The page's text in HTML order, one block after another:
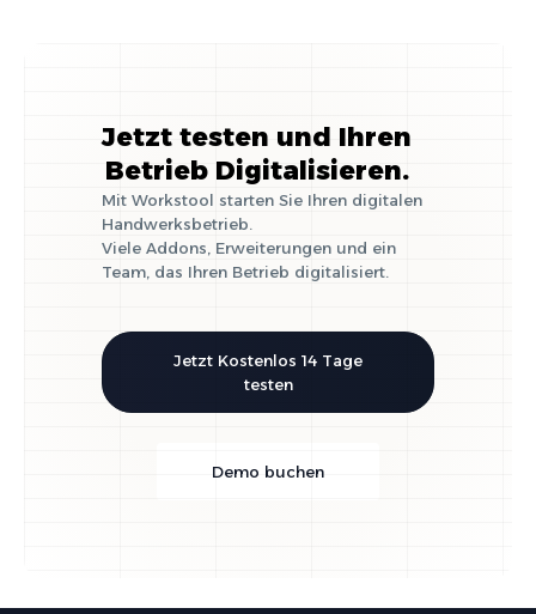
Jetzt testen und Ihren
Betrieb Digitalisieren.
Mit Workstool starten Sie Ihren digitalen
Handwerksbetrieb.
Viele Addons, Erweiterungen und ein
Team, das Ihren Betrieb digitalisiert.
Jetzt Kostenlos 14 Tage
testen
Demo buchen